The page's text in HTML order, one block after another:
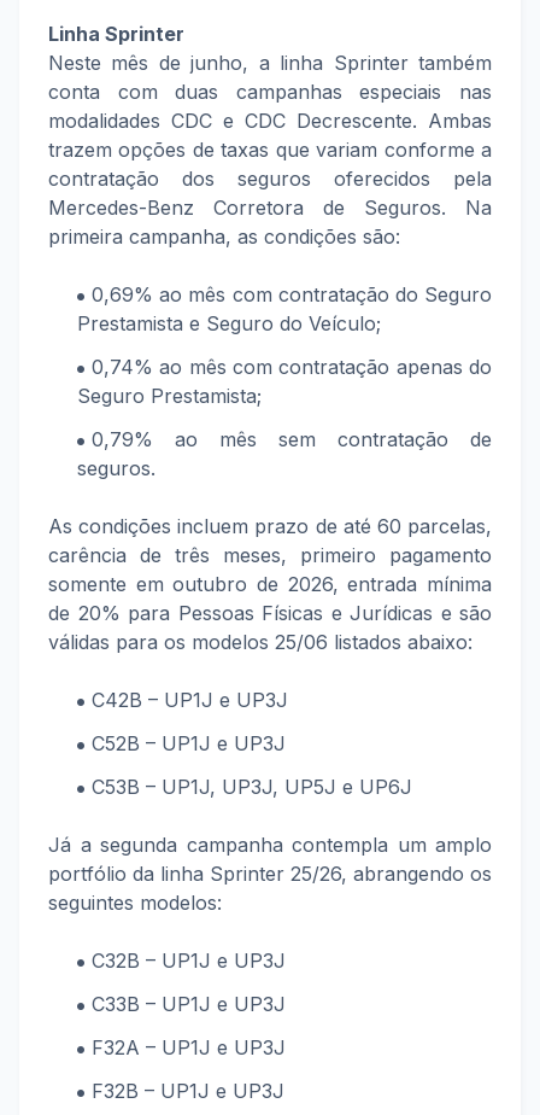
Linha Sprinter
Neste mês de junho, a linha Sprinter também
conta com duas campanhas especiais nas
modalidades CDC e CDC Decrescente. Ambas
trazem opções de taxas que variam conforme a
contratação dos seguros oferecidos pela
Mercedes-Benz Corretora de Seguros. Na
primeira campanha, as condições são:
0,69% ao mês com contratação do Seguro
Prestamista e Seguro do Veículo;
0,74% ao mês com contratação apenas do
Seguro Prestamista;
0,79% ao mês sem contratação de
seguros.
As condições incluem prazo de até 60 parcelas,
carência de três meses, primeiro pagamento
somente em outubro de 2026, entrada mínima
de 20% para Pessoas Físicas e Jurídicas e são
válidas para os modelos 25/06 listados abaixo:
C42B – UP1J e UP3J
C52B – UP1J e UP3J
C53B – UP1J, UP3J, UP5J e UP6J
Já a segunda campanha contempla um amplo
portfólio da linha Sprinter 25/26, abrangendo os
seguintes modelos:
C32B – UP1J e UP3J
C33B – UP1J e UP3J
F32A – UP1J e UP3J
F32B – UP1J e UP3J